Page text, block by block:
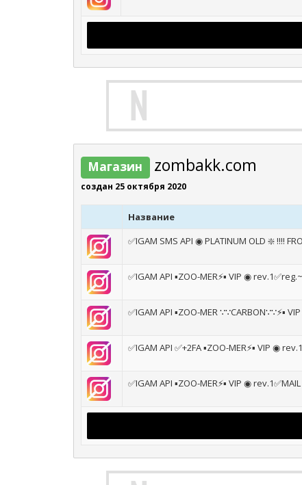
Магазин zombakk.com
создан 25 октября 2020
Название
✅IGAM SMS API ◉ PLATINUM OLD ❇️ !!!!
✅IGAM API ▪️ZOO-MER⚡️▪️ VIP ◉
✅IGAM API ▪️ZOO-MER ∵∵CARBON∵∵⚡️▪️
✅IGAM API ✅+2FA ▪️ZOO-MER⚡️▪️ VIP ◉
✅IGAM API ▪️ZOO-MER⚡️▪️ VIP ◉